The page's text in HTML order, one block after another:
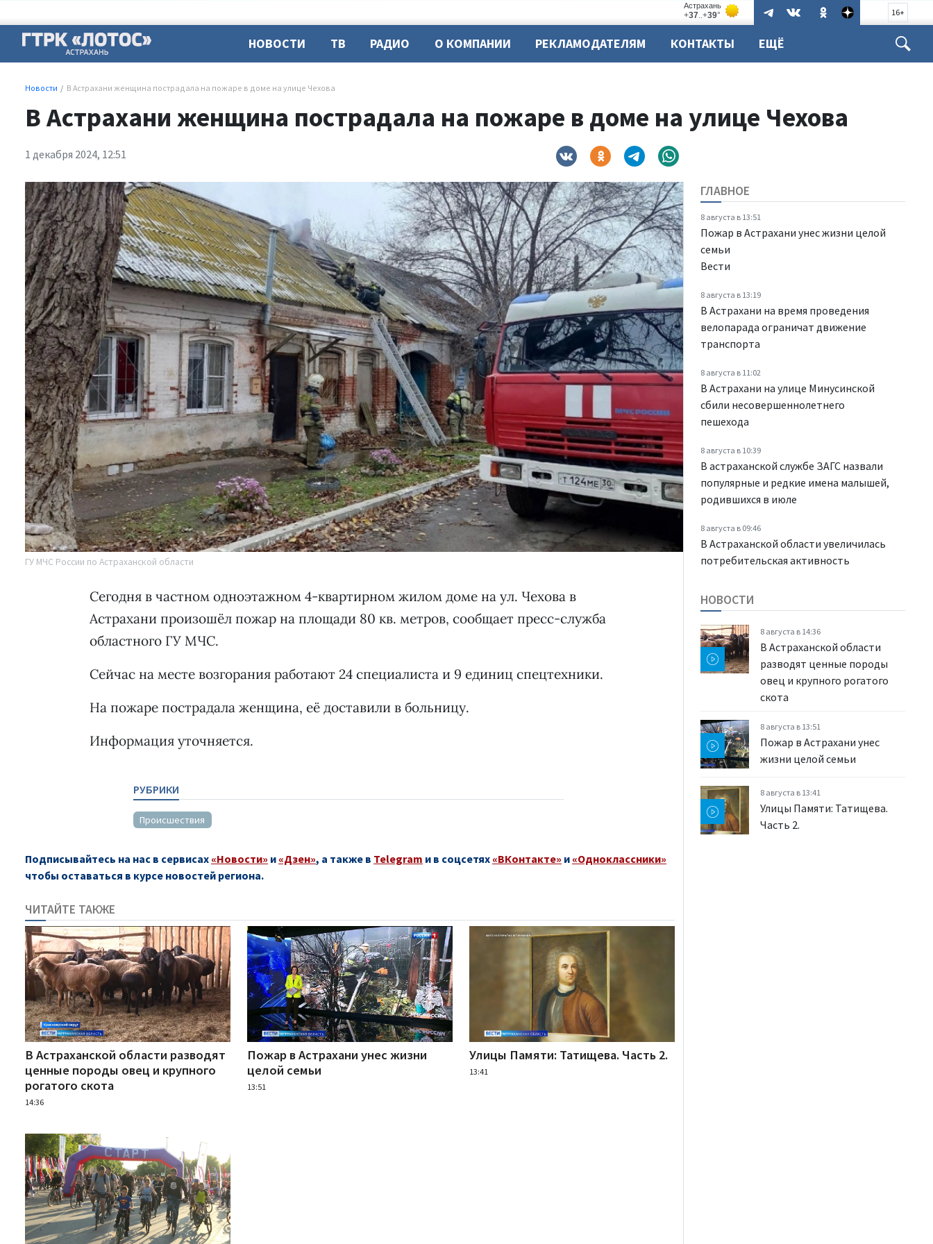
16+
НОВОСТИ ТВ РАДИО О КОМПАНИИ РЕКЛАМОДАТЕЛЯМ КОНТАКТЫ ЕЩЁ
Новости В Астрахани женщина пострадала на пожаре в доме на улице Чехова
В Астрахани женщина пострадала на пожаре в доме на улице Чехова
1 декабря 2024, 12:51
ГУ МЧС России по Астраханской области
ГЛАВНОЕ
8 августа в 13:51
Пожар в Астрахани унес жизни целой
семьи
Вести
8 августа в 13:19
В Астрахани на время проведения
велопарада ограничат движение
транспорта
8 августа в 11:02
В Астрахани на улице Минусинской
сбили несовершеннолетнего
пешехода
8 августа в 10:39
В астраханской службе ЗАГС назвали
популярные и редкие имена малышей,
родившихся в июле
8 августа в 09:46
В Астраханской области увеличилась
потребительская активность
Сегодня в частном одноэтажном 4-квартирном жилом доме на ул. Чехова в
Астрахани произошёл пожар на площади 80 кв. метров, сообщает пресс-служба
областного ГУ МЧС.
Сейчас на месте возгорания работают 24 специалиста и 9 единиц спецтехники.
На пожаре пострадала женщина, её доставили в больницу.
Информация уточняется.
РУБРИКИ
Происшествия
Подписывайтесь на нас в сервисах «Новости» и «Дзен», а также в Telegram и в соцсетях «ВКонтакте» и «Одноклассники»
чтобы оставаться в курсе новостей региона.
ЧИТАЙТЕ ТАКЖЕ
В Астраханской области разводят
ценные породы овец и крупного
рогатого скота
14:36
Пожар в Астрахани унес жизни
целой семьи
13:51
Улицы Памяти: Татищева. Часть 2.
13:41
НОВОСТИ
8 августа в 14:36
В Астраханской области
разводят ценные породы
овец и крупного рогатого
скота
8 августа в 13:51
Пожар в Астрахани унес
жизни целой семьи
8 августа в 13:41
Улицы Памяти: Татищева.
Часть 2.